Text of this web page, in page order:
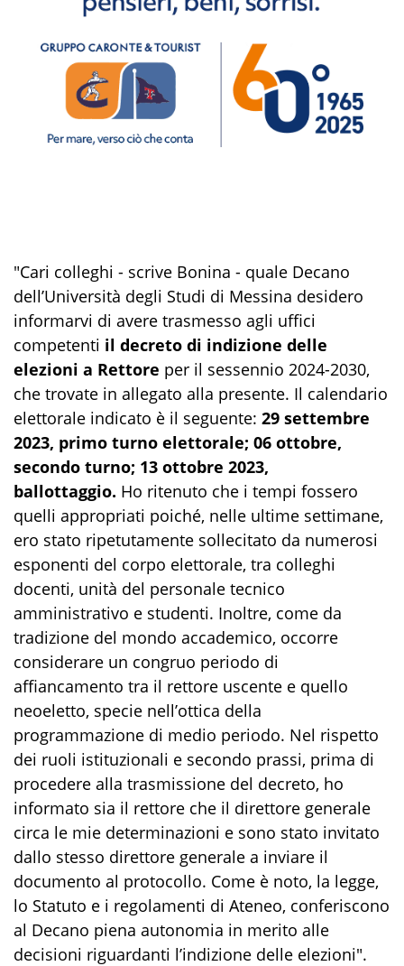
"Cari colleghi - scrive Bonina - quale Decano
dell’Università degli Studi di Messina desidero
informarvi di avere trasmesso agli uffici
competenti il decreto di indizione delle
elezioni a Rettore per il sessennio 2024-2030,
che trovate in allegato alla presente. Il calendario
elettorale indicato è il seguente: 29 settembre
2023, primo turno elettorale; 06 ottobre,
secondo turno; 13 ottobre 2023,
ballottaggio. Ho ritenuto che i tempi fossero
quelli appropriati poiché, nelle ultime settimane,
ero stato ripetutamente sollecitato da numerosi
esponenti del corpo elettorale, tra colleghi
docenti, unità del personale tecnico
amministrativo e studenti. Inoltre, come da
tradizione del mondo accademico, occorre
considerare un congruo periodo di
affiancamento tra il rettore uscente e quello
neoeletto, specie nell’ottica della
programmazione di medio periodo. Nel rispetto
dei ruoli istituzionali e secondo prassi, prima di
procedere alla trasmissione del decreto, ho
informato sia il rettore che il direttore generale
circa le mie determinazioni e sono stato invitato
dallo stesso direttore generale a inviare il
documento al protocollo. Come è noto, la legge,
lo Statuto e i regolamenti di Ateneo, conferiscono
al Decano piena autonomia in merito alle
decisioni riguardanti l’indizione delle elezioni".